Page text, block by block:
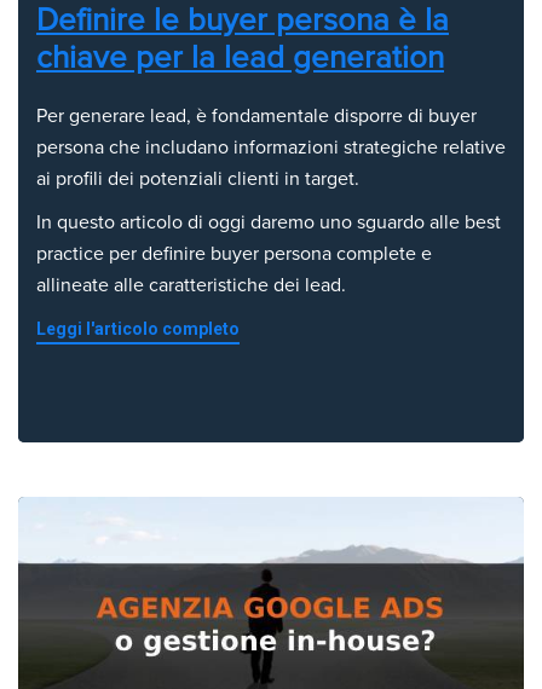
Definire le buyer persona è la
chiave per la lead generation
Per generare lead, è fondamentale disporre di buyer
persona che includano informazioni strategiche relative
ai profili dei potenziali clienti in target.
In questo articolo di oggi daremo uno sguardo alle best
practice per definire buyer persona complete e
allineate alle caratteristiche dei lead.
Leggi l'articolo completo